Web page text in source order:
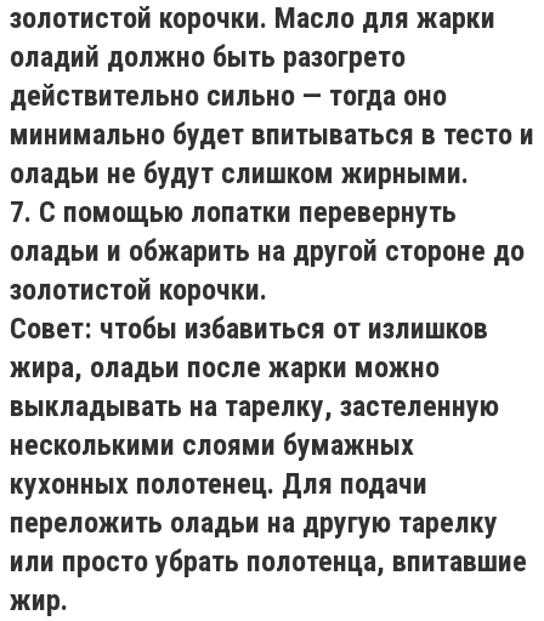
золотистой корочки. Масло для жарки
оладий должно быть разогрето
действительно сильно — тогда оно
минимально будет впитываться в тесто и
оладьи не будут слишком жирными.
7. С помощью лопатки перевернуть
оладьи и обжарить на другой стороне до
золотистой корочки.
Совет: чтобы избавиться от излишков
жира, оладьи после жарки можно
выкладывать на тарелку, застеленную
несколькими слоями бумажных
кухонных полотенец. Для подачи
переложить оладьи на другую тарелку
или просто убрать полотенца, впитавшие
жир.